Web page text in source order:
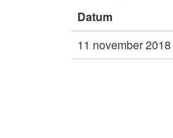
Datum
11 november 2018